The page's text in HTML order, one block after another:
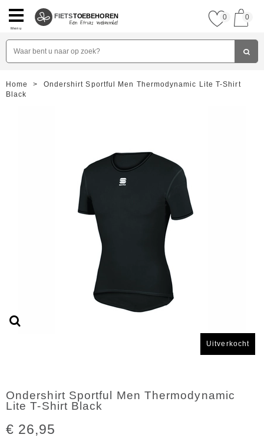
Menu
FIETSTOEBEHOREN 0 0
Home >
Ondershirt Sportful Men Thermodynamic Lite T-Shirt
Black
Uitverkocht
Ondershirt Sportful Men Thermodynamic
Lite T-Shirt Black
€ 26,95